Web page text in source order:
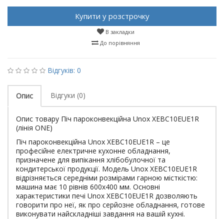
Купити у розстрочку
В закладки
До порівняння
Відгуків: 0
Опис Відгуки (0)
Опис товару Піч пароконвекційна Unox XEBC10EUE1R
(лінія ONE)
Піч пароконвекційна Unox XEBC10EUE1R – це
професійне електричне кухонне обладнання,
призначене для випікання хлібобулочної та
кондитерської продукції. Модель Unox XEBC10EUE1R
відрізняється середніми розмірами гарною місткістю:
машина має 10 рівнів 600х400 мм. Основні
характеристики печі Unox XEBC10EUE1R дозволяють
говорити про неї, як про серйозне обладнання, готове
виконувати найскладніші завдання на вашій кухні.